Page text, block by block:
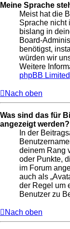
Meine Sprache
Meist hat die
Sprache nicht
bislang in
Board-
benötigst,
würden wir
Weitere
phpBB Limited
Nach oben
Was sind das für
angezeigt werden?
In der
deinem Rang
oder Punkte,
im Forum
auch als
der Regel um
Benutzer zu
Nach oben